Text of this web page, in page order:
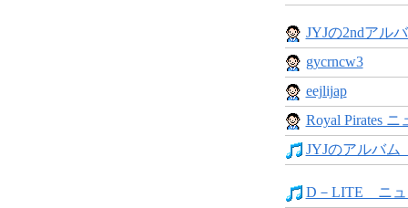
JYJの2ndアル
gycrncw3
eejlijap
Royal Pirates ニ
JYJのアルバム
D－LITE ニュ